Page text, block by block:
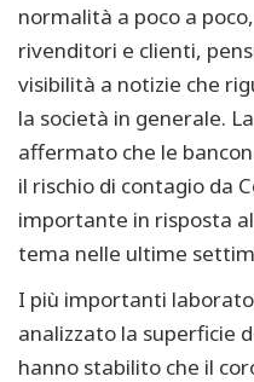
normalità a poco a
rivenditori e clienti,
visibilità a notizie che
la società in generale.
affermato che le
il rischio di contagio da
importante in risposta
tema nelle ultime
I più importanti
analizzato la superficie
hanno stabilito che il